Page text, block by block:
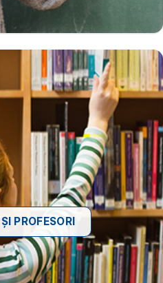
PROFESORI